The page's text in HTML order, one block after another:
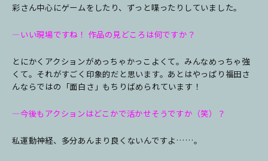
彩さん中心にゲームをしたり、ずっと喋ったりしていました。
―いい現場ですね！ 作品の見どころは何ですか？
とにかくアクションがめっちゃかっこよくて。みんなめっちゃ強
くて。それがすごく印象的だと思います。あとはやっぱり福田さ
んならではの「面白さ」もちりばめられています！
―今後もアクションはどこかで活かせそうですか（笑）？
私運動神経、多分あんまり良くないんですよ……。